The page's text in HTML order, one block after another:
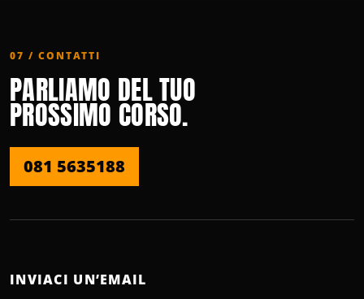
07 / CONTATTI
PARLIAMO DEL TUO
PROSSIMO CORSO.
081 5635188
INVIACI UN’EMAIL